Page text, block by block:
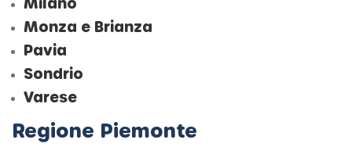
Monza e Brianza
Pavia
Sondrio
Varese
Regione Piemonte